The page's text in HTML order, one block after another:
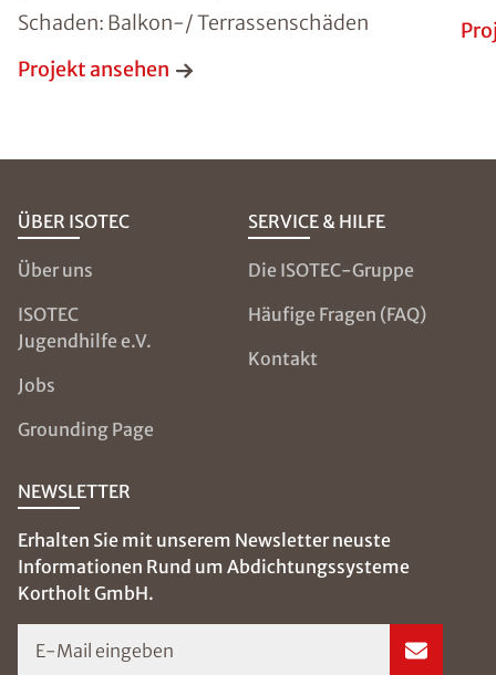
Schaden: Balkon-/ Terrassenschäden
Projekt ansehen
ÜBER ISOTEC
Über uns
ISOTEC
Jugendhilfe e.V.
Jobs
Grounding Page
SERVICE & HILFE
Die ISOTEC-Gruppe
Häufige Fragen (FAQ)
Kontakt
NEWSLETTER
Erhalten Sie mit unserem Newsletter neuste
Informationen Rund um Abdichtungssysteme
Kortholt GmbH.
E-Mail eingeben